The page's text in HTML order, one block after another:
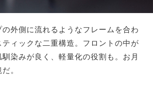
外側に流れるようなフレームを合わ
ィックな二重構造。フロントの中が
染みが良く、軽量化の役割も。お月
。